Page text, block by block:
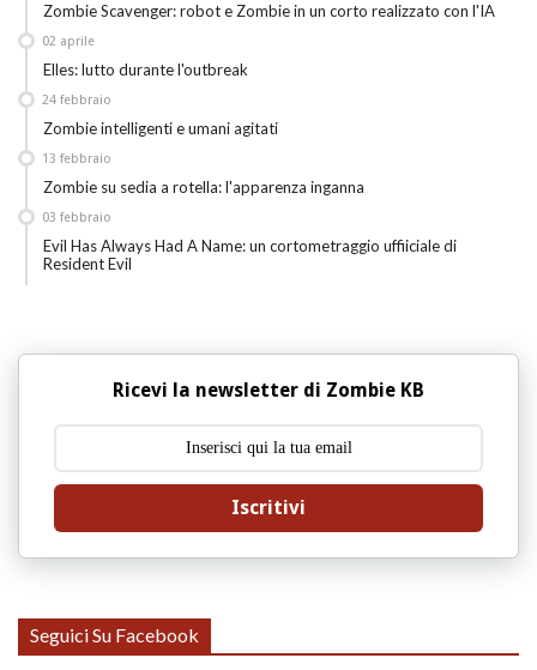
Zombie Scavenger: robot e Zombie in un corto realizzato con l'IA
Elles: lutto durante l'outbreak
02 aprile
Zombie intelligenti e umani agitati
24 febbraio
Zombie su sedia a rotella: l'apparenza inganna
13 febbraio
Evil Has Always Had A Name: un cortometraggio uffiiciale di
Resident Evil
03 febbraio
Ricevi la newsletter di Zombie KB
Iscritivi
Seguici Su Facebook